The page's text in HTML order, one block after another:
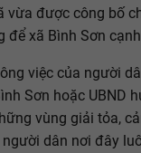
vừa được công bố
để xã Bình Sơn
việc của người
Sơn hoặc UBND
vùng giải tỏa,
người dân nơi đây